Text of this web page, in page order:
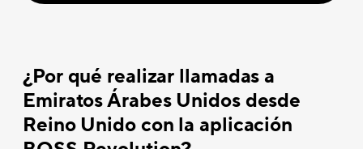
¿Por qué realizar llamadas a
Emiratos Árabes Unidos desde
Reino Unido con la aplicación